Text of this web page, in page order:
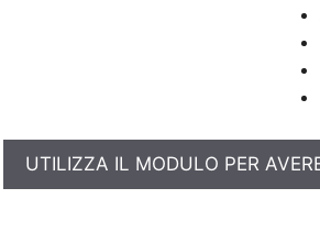
UTILIZZA IL MODULO PER